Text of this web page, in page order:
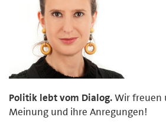
Politik lebt vom Dialog.Wir freuen
Meinung und ihre Anregungen!